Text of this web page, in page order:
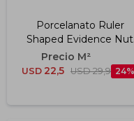
Porcelanato Ruler
Shaped Evidence Nut
Ac "a" 20x120 Cm
USD 22,5 USD 29,9 24